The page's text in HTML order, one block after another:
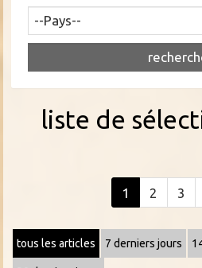
liste de
1 2 3
tous les articles 7 derniers jours